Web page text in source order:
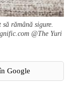
rămână sigure.
@The Yuri
Google